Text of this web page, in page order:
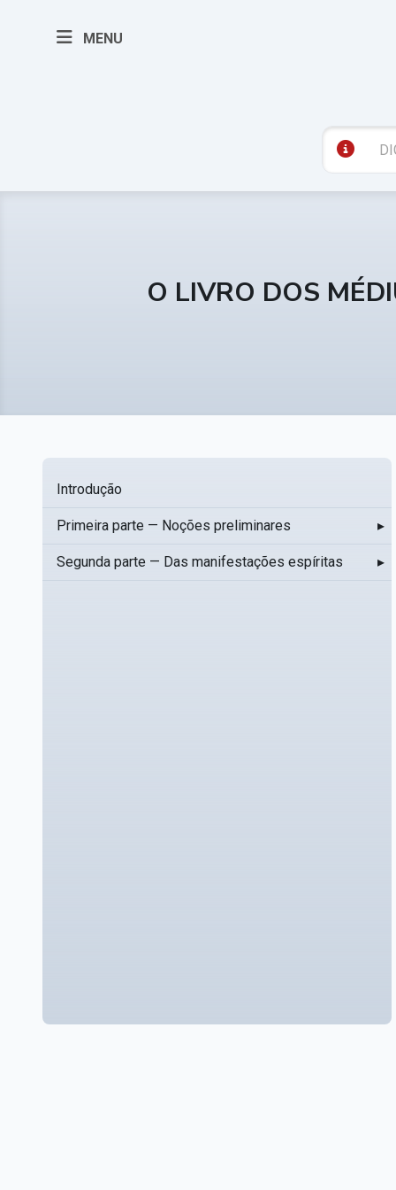
MENU
O LIVRO DOS
Introdução
Primeira parte — Noções preliminares ▸
Segunda parte — Das manifestações espíritas ▸